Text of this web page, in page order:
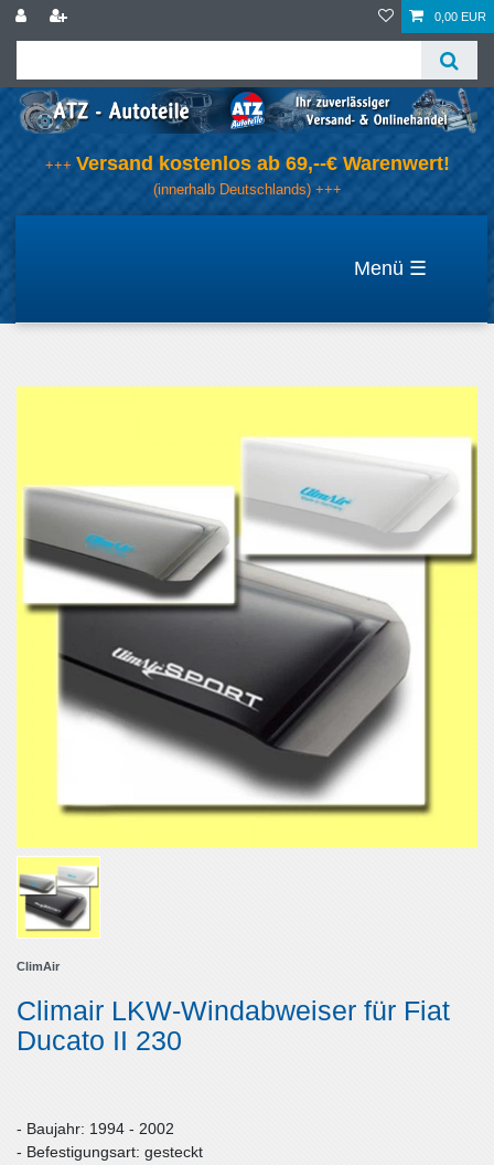
0,00 EUR
+++ Versand kostenlos ab 69,--€ Warenwert!
(innerhalb Deutschlands) +++
☰
ClimAir
Climair LKW-Windabweiser für Fiat
Ducato II 230
- Baujahr: 1994 - 2002
- Befestigungsart: gesteckt